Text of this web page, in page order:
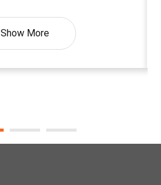
Show More